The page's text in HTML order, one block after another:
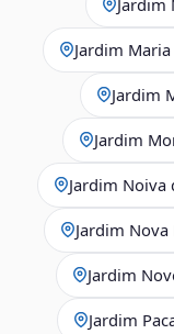
Jardim
Jardim
Jardim
Jardim Noiva
Jardim Nova
Jardim
Jardim